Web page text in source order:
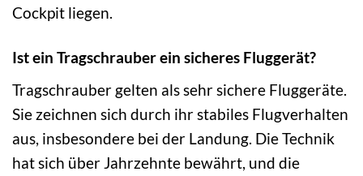
Cockpit liegen.
Ist ein Tragschrauber ein sicheres Fluggerät?
Tragschrauber gelten als sehr sichere Fluggeräte.
Sie zeichnen sich durch ihr stabiles Flugverhalten
aus, insbesondere bei der Landung. Die Technik
hat sich über Jahrzehnte bewährt, und die